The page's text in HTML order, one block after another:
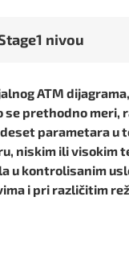
nivou
ATM
prethodno meri,
parametara u
niskim ili visokim
u kontrolisanim
i pri različitim